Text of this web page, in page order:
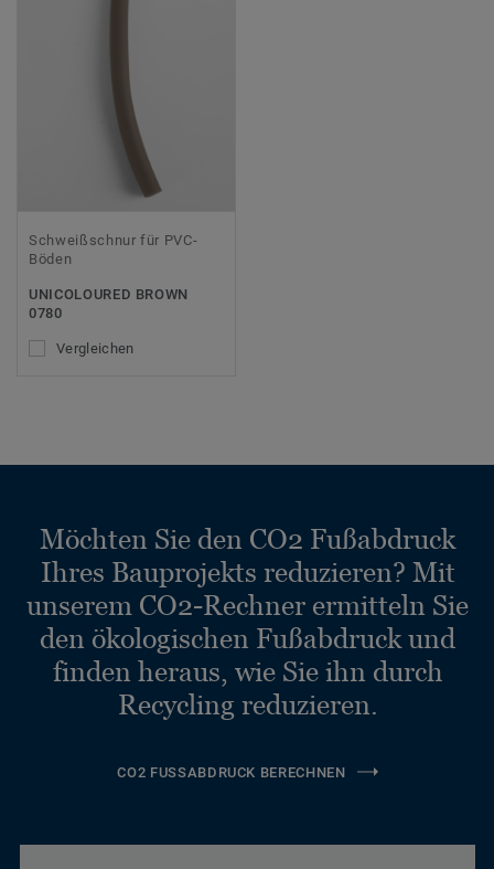
Schweißschnur für PVC-
Böden
UNICOLOURED BROWN
0780
Vergleichen
Möchten Sie den CO2 Fußabdruck
Ihres Bauprojekts reduzieren? Mit
unserem CO2-Rechner ermitteln Sie
den ökologischen Fußabdruck und
finden heraus, wie Sie ihn durch
Recycling reduzieren.
CO2 FUSSABDRUCK BERECHNEN